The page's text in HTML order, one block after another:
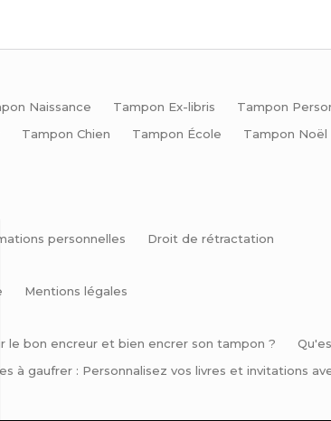
Naissance Tampon Ex-libris
Tampon
Tampon Chien Tampon École Tampon Noël
personnelles Droit de rétractation
Mentions légales
le bon encreur et bien encrer son tampon ?
à gaufrer : Personnalisez vos livres et invitations